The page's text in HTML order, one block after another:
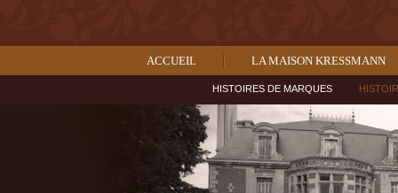
ACCUEIL LA MAISON KRESSMANN
HISTOIRES DE MARQUES